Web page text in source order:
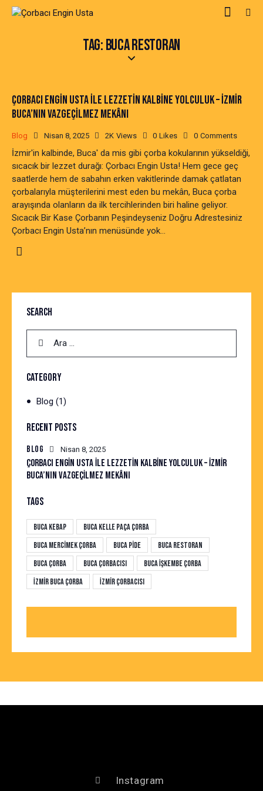
TAG: BUCA RESTORAN
ÇORBACI ENGIN USTA ILE LEZZETIN KALBINE YOLCULUK – İZMIR
BUCA’NIN VAZGEÇILMEZ MEKÂNI
Blog Nisan 8, 2025 2K Views 0 Likes 0 Comments
İzmir'in kalbinde, Buca' da mis gibi çorba kokularının yükseldiği,
sıcacık bir lezzet durağı: Çorbacı Engin Usta! Hem gece geç
saatlerde hem de sabahın erken vakitlerinde damak çatlatan
çorbalarıyla müşterilerini mest eden bu mekân, Buca çorba
arayışında olanların da ilk tercihlerinden biri haline geliyor.
Sıcacık Bir Kase Çorbanın Peşindeyseniz Doğru Adrestesiniz
Çorbacı Engin Usta’nın menüsünde yok…
SEARCH
CATEGORY
Blog (1)
RECENT POSTS
BLOG Nisan 8, 2025
ÇORBACI ENGIN USTA ILE LEZZETIN KALBINE YOLCULUK – İZMIR
BUCA’NIN VAZGEÇILMEZ MEKÂNI
TAGS
Buca Kebap
Buca Kelle Paça Çorba
Buca Mercimek Çorba
Buca Pide
Buca Restoran
Buca Çorba
Buca Çorbacısı
Buca İşkembe Çorba
İzmir Buca Çorba
İzmir Çorbacısı
Instagram